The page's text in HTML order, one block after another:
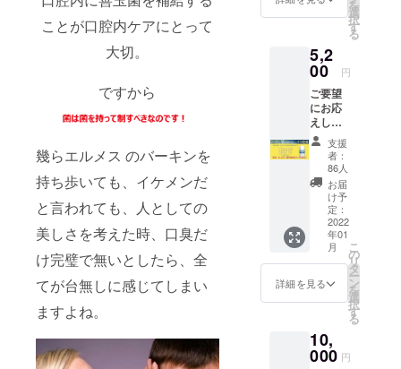
ことが口腔内ケアにとって
大切。
ですから
幾らエルメス のバーキンを
持ち歩いても、イケメンだ
と言われても、人としての
美しさを考えた時、口臭だ
け完璧で無いとしたら、全
てが台無しに感じてしまい
ますよね。
や天然成分
健康を推進
するサプリ
メント、健
康食品開発
に邁進し、
一人でも多
くの方に私
達の商品に
出会って良
かったと喜
んでいただ
けるよう、
努力をして
参ります。
方、プ
成にご
協力い
ただけ
る方は
こちら
をご選
択くだ
さい。
御礼状
と本プ
ロジェ
クトス
ポン
サーと
して、
弊社
ホーム
び個人
名を掲
を
選
択
す
る
5,2
00 円
ご要望
にお応
えして
単品商
品追加
しまし
た。 ク
レンズ
ブレス
30粒入
りボト
ル 通常
価格か
ら10%
割引！
円(税別)
+送料)
支援
者：
86人
お届
け予
定：
2022
年01
月
詳細を見る
こ
の
リ
タ
ー
ン
を
選
択
す
る
10,
000 円